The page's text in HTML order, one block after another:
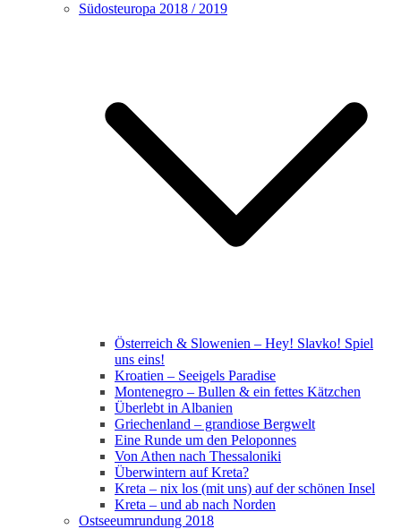
Südosteuropa 2018 / 2019
Österreich & Slowenien – Hey! Slavko! Spiel
uns eins!
Kroatien – Seeigels Paradise
Montenegro – Bullen & ein fettes Kätzchen
Überlebt in Albanien
Griechenland – grandiose Bergwelt
Eine Runde um den Peloponnes
Von Athen nach Thessaloniki
Überwintern auf Kreta?
Kreta – nix los (mit uns) auf der schönen Insel
Kreta – und ab nach Norden
Ostseeumrundung 2018